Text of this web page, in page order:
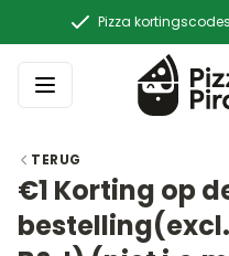
Pizza
TERUG
€1 Korting op